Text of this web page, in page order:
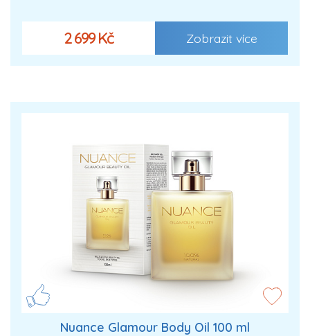
2 699 Kč Zobrazit více
Nuance Glamour Body Oil 100 ml